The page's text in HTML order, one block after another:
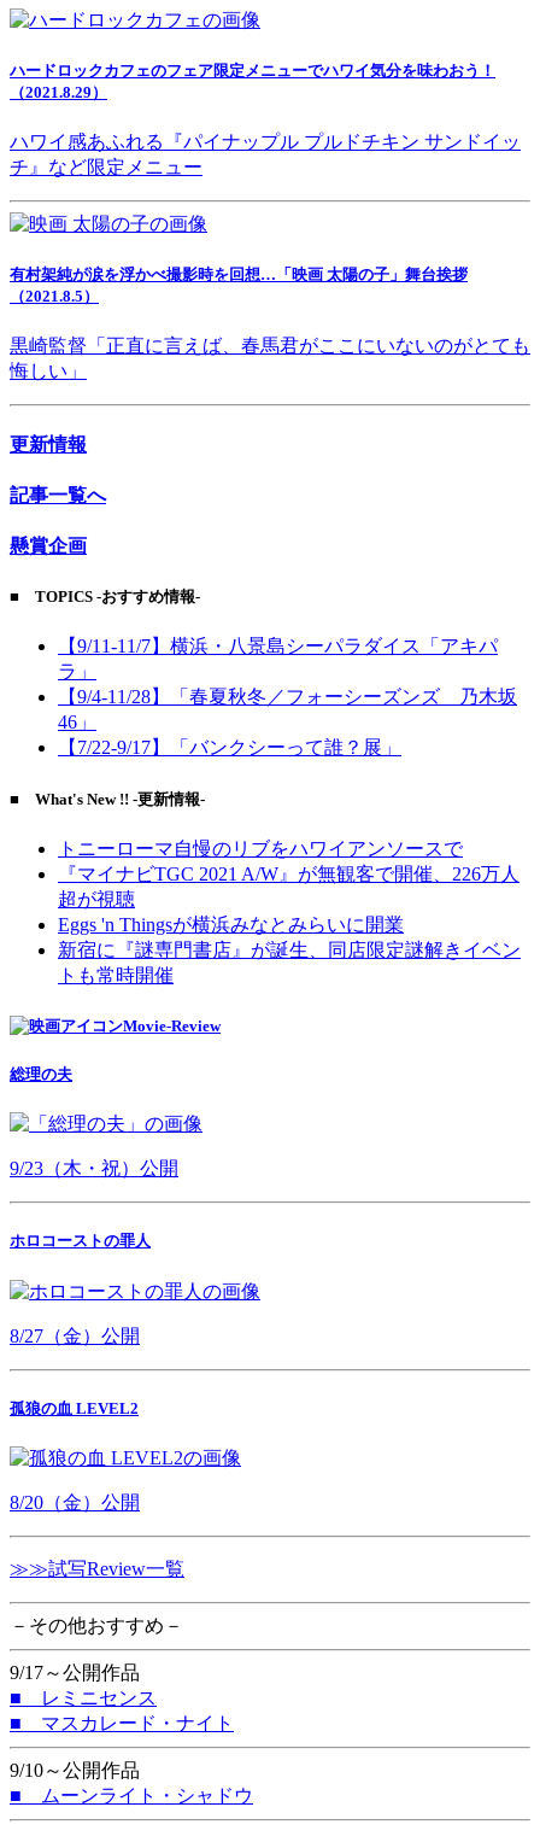
ハードロックカフェのフェア限定メニューでハワイ気分を味わおう！
（2021.8.29）
ハワイ感あふれる『パイナップル プルドチキン サンドイッ
チ』など限定メニュー
有村架純が涙を浮かべ撮影時を回想…「映画 太陽の子」舞台挨拶
（2021.8.5）
黒崎監督「正直に言えば、春馬君がここにいないのがとても
悔しい」
更新情報
記事一覧へ
懸賞企画
■ TOPICS -おすすめ情報-
【9/11-11/7】横浜・八景島シーパラダイス「アキパ
ラ」
【9/4-11/28】「春夏秋冬／フォーシーズンズ 乃木坂
46」
【7/22-9/17】「バンクシーって誰？展」
■ What's New !! -更新情報-
トニーローマ自慢のリブをハワイアンソースで
『マイナビTGC 2021 A/W』が無観客で開催、226万人
超が視聴
Eggs 'n Thingsが横浜みなとみらいに開業
新宿に『謎専門書店』が誕生、同店限定謎解きイベン
トも常時開催
Movie-Review
総理の夫
9/23（木・祝）公開
ホロコーストの罪人
8/27（金）公開
孤狼の血 LEVEL2
8/20（金）公開
≫≫試写Review一覧
－その他おすすめ－
9/17～公開作品
■ レミニセンス
■ マスカレード・ナイト
9/10～公開作品
■ ムーンライト・シャドウ